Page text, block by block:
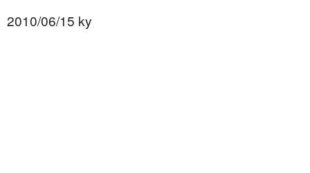
2010/06/15 ky